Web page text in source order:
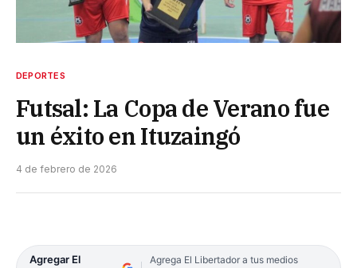
DEPORTES
Futsal: La Copa de Verano fue
un éxito en Ituzaingó
4 de febrero de 2026
Agregar El
Agrega El Libertador a tus medios